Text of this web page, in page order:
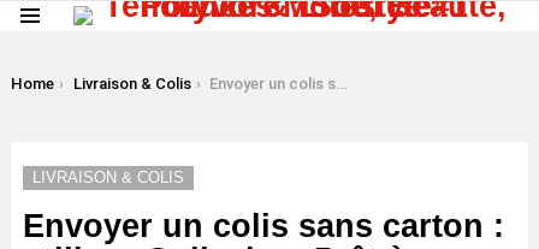
You are here:
Home Livraison & Colis Envoyer un colis sans carton : utilisez Colissimo Prêt-à-Envoyer en toute simplicité
LIVRAISON & COLIS
Envoyer un colis sans carton :